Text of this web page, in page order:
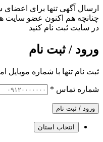
ارسال آگهی تنها برای
چنانچه هم‌ اکنون عضو سایت
در سایت ثبت نام کنید
ورود / ثبت نام
ثبت نام تنها با شماره موبایل
شماره تماس *
ورود / ثبت نام
انتخاب استان